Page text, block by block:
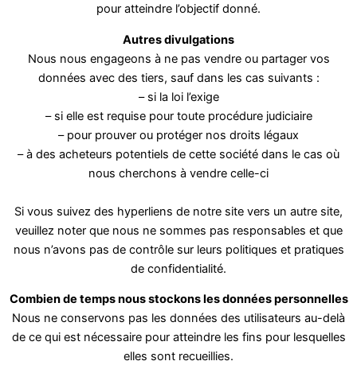
pour atteindre l’objectif donné.
Autres divulgations
Nous nous engageons à ne pas vendre ou partager vos
données avec des tiers, sauf dans les cas suivants :
– si la loi l’exige
– si elle est requise pour toute procédure judiciaire
– pour prouver ou protéger nos droits légaux
– à des acheteurs potentiels de cette société dans le cas où
nous cherchons à vendre celle-ci
Si vous suivez des hyperliens de notre site vers un autre site,
veuillez noter que nous ne sommes pas responsables et que
nous n’avons pas de contrôle sur leurs politiques et pratiques
de confidentialité.
Combien de temps nous stockons les données personnelles
Nous ne conservons pas les données des utilisateurs au-delà
de ce qui est nécessaire pour atteindre les fins pour lesquelles
elles sont recueillies.